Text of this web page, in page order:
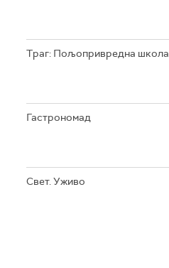
Траг: Пољопривредна школа
Гастрономад
Свет. Уживо